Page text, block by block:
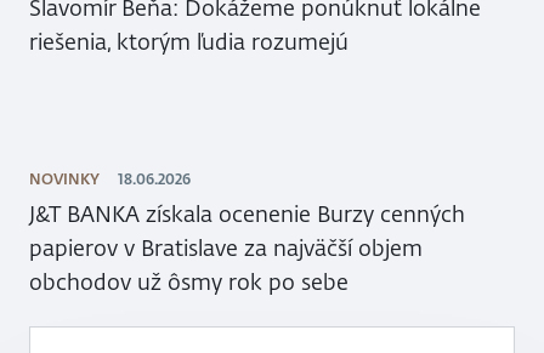
Slavomír Beňa: Dokážeme ponúknuť lokálne
riešenia, ktorým ľudia rozumejú
NOVINKY 18.06.2026
J&T BANKA získala ocenenie Burzy cenných
papierov v Bratislave za najväčší objem
obchodov už ôsmy rok po sebe